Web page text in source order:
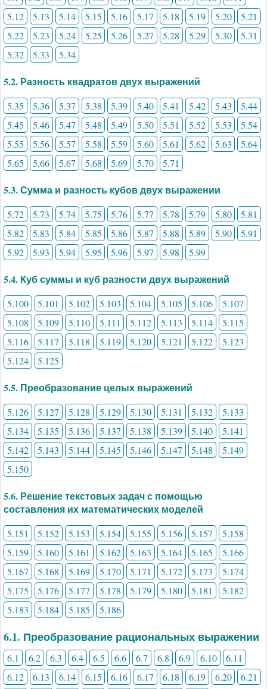
5.12
5.13 5.14 5.15 5.16 5.17 5.18 5.19 5.20
5.21
5.22
5.23 5.24 5.25 5.26 5.27 5.28 5.29 5.30
5.31
5.32
5.33 5.34
5.2. Разность квадратов двух выражений
5.35 5.36 5.37 5.38 5.39 5.40 5.41 5.42 5.43
5.44
5.45
5.46 5.47 5.48 5.49 5.50 5.51 5.52 5.53
5.54
5.55
5.56 5.57 5.58 5.59 5.60 5.61 5.62 5.63
5.64
5.65
5.66 5.67 5.68 5.69 5.70 5.71
5.3. Сумма и разность кубов двух выражении
5.72 5.73 5.74 5.75 5.76 5.77 5.78 5.79 5.80
5.81
5.82
5.83 5.84 5.85 5.86 5.87 5.88 5.89 5.90
5.91
5.92
5.93 5.94 5.95 5.96 5.97 5.98 5.99
5.4. Куб суммы и куб разности двух выражений
5.100 5.101 5.102 5.103 5.104 5.105 5.106
5.107
5.108
5.109 5.110 5.111 5.112 5.113 5.114
5.115
5.116
5.117 5.118 5.119 5.120 5.121 5.122
5.123
5.124
5.125
5.5. Преобразование целых выражений
5.126 5.127 5.128 5.129 5.130 5.131 5.132
5.133
5.134
5.135 5.136 5.137 5.138 5.139 5.140
5.141
5.142
5.143 5.144 5.145 5.146 5.147 5.148
5.149
5.150
5.6. Решение текстовых задач с помощью
составления их математических моделей
5.151 5.152 5.153 5.154 5.155 5.156 5.157
5.158
5.159
5.160 5.161 5.162 5.163 5.164 5.165
5.166
5.167
5.168 5.169 5.170 5.171 5.172 5.173
5.174
5.175
5.176 5.177 5.178 5.179 5.180 5.181
5.182
5.183
5.184 5.185 5.186
6.1. Преобразование рациональных выражении
6.1 6.2 6.3 6.4 6.5 6.6 6.7 6.8 6.9 6.10
6.11
6.12
6.13 6.14 6.15 6.16 6.17 6.18 6.19 6.20
6.21